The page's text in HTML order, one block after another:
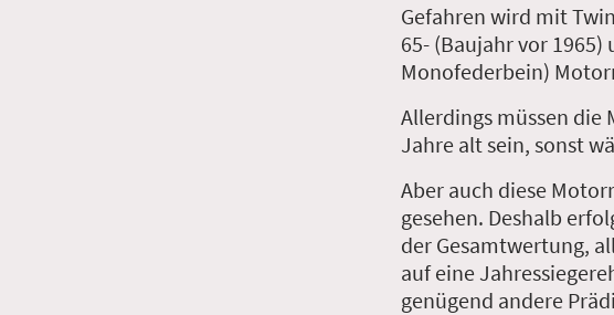
Gefahren wird mit
65- (Baujahr vor
Monofederbein)
Allerdings müssen die
Jahre alt sein, sonst
Aber auch diese
gesehen. Deshalb
der Gesamtwertung,
auf eine
genügend andere